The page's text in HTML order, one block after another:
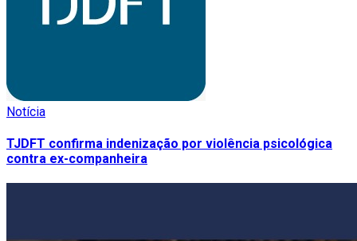
Notícia
TJDFT confirma indenização por violência psicológica
contra ex-companheira